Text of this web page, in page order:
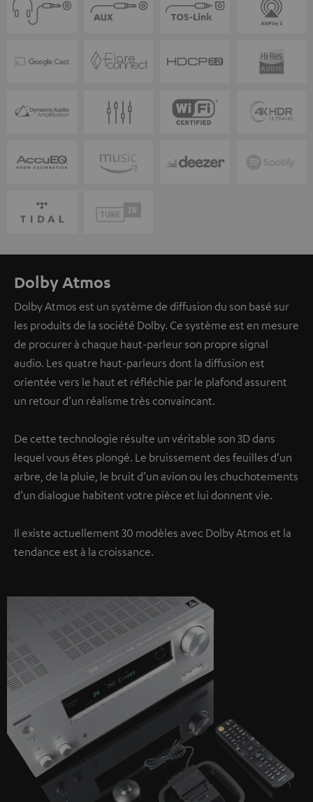
Dolby Atmos
Dolby Atmos est un système de diffusion du son basé sur
les produits de la société Dolby. Ce système est en mesure
de procurer à chaque haut-parleur son propre signal
audio. Les quatre haut-parleurs dont la diffusion est
orientée vers le haut et réfléchie par le plafond assurent
un retour d’un réalisme très convaincant.
De cette technologie résulte un véritable son 3D dans
lequel vous êtes plongé. Le bruissement des feuilles d’un
arbre, de la pluie, le bruit d’un avion ou les chuchotements
d’un dialogue habitent votre pièce et lui donnent vie.
Il existe actuellement 30 modèles avec Dolby Atmos et la
tendance est à la croissance.